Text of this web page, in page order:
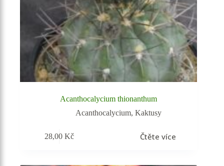
Acanthocalycium thionanthum
Acanthocalycium,Kaktusy
28,00Kč Čtěte více